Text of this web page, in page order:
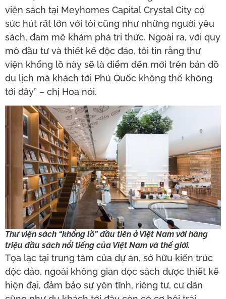
viện sách tại Meyhomes Capital Crystal City có
sức hút rất lớn với tôi cũng như những người yêu
sách, đam mê khám phá tri thức. Ngoài ra, với quy
mô đầu tư và thiết kế độc đáo, tôi tin rằng thư
viện khổng lồ này sẽ là điểm đến mới trên bản đồ
du lịch mà khách tới Phú Quốc không thể không
tới đây” – chị Hoa nói.
Thư viện sách “khổng lồ” đầu tiên ở Việt Nam với hàng
triệu đầu sách nổi tiếng của Việt Nam và thế giới.
Tọa lạc tại trung tâm của dự án, sở hữu kiến trúc
độc đáo, ngoài không gian đọc sách được thiết kế
hiện đại, đảm bảo sự yên tĩnh, riêng tư, cư dân